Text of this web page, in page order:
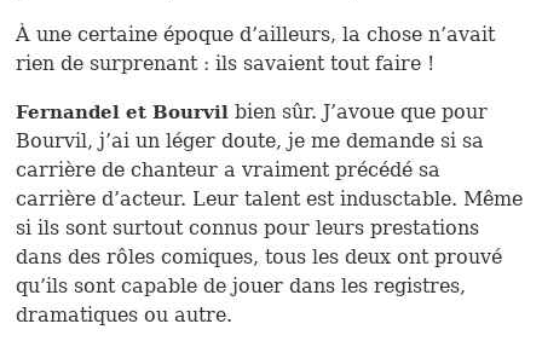
À une certaine époque d’ailleurs, la chose n’avait
rien de surprenant : ils savaient tout faire !
Fernandel et Bourvil bien sûr. J’avoue que pour
Bourvil, j’ai un léger doute, je me demande si sa
carrière de chanteur a vraiment précédé sa
carrière d’acteur. Leur talent est indusctable. Même
si ils sont surtout connus pour leurs prestations
dans des rôles comiques, tous les deux ont prouvé
qu’ils sont capable de jouer dans les registres,
dramatiques ou autre.